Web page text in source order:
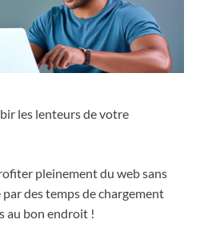
les lenteurs de votre
pleinement du web sans
des temps de chargement
au bon endroit !